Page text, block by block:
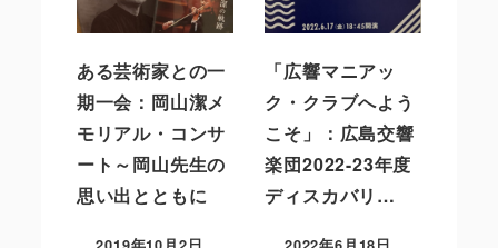
ある芸術家との一
期一会：岡山潔メ
モリアル・コンサ
ート～岡山先生の
思い出とともに
「広響マニアッ
ク・クラブへよう
こそ」：広島交響
楽団2022-23年度
ディスカバリ…